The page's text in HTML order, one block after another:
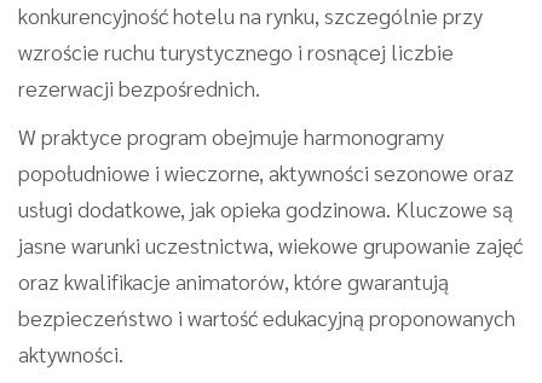
konkurencyjność hotelu na rynku, szczególnie przy
wzroście ruchu turystycznego i rosnącej liczbie
rezerwacji bezpośrednich.
W praktyce program obejmuje harmonogramy
popołudniowe i wieczorne, aktywności sezonowe oraz
usługi dodatkowe, jak opieka godzinowa. Kluczowe są
jasne warunki uczestnictwa, wiekowe grupowanie zajęć
oraz kwalifikacje animatorów, które gwarantują
bezpieczeństwo i wartość edukacyjną proponowanych
aktywności.